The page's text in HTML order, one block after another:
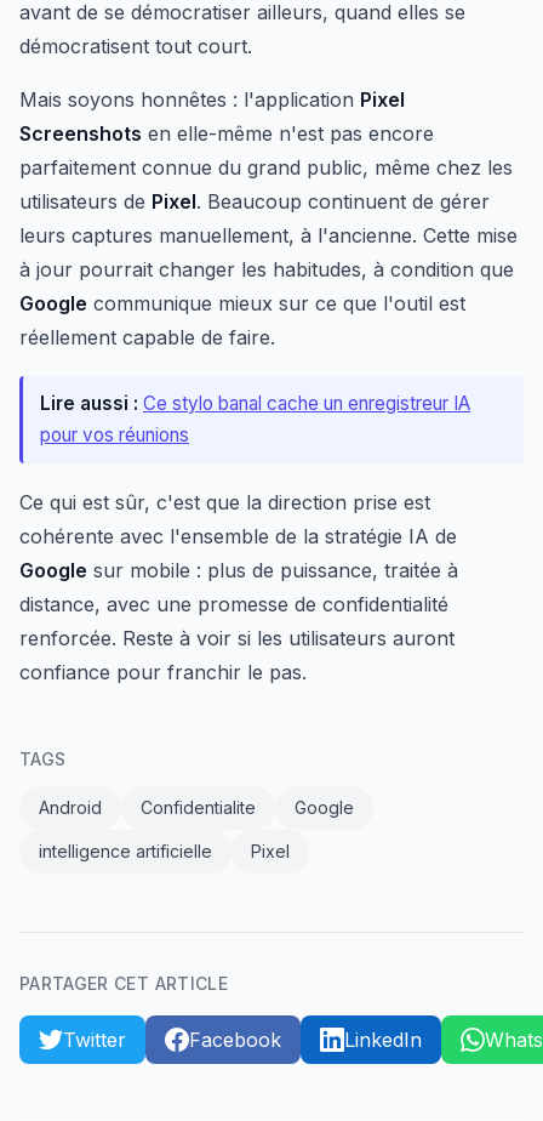
avant de se démocratiser ailleurs, quand elles se
démocratisent tout court.
Mais soyons honnêtes : l'application Pixel
Screenshots en elle-même n'est pas encore
parfaitement connue du grand public, même chez les
utilisateurs de Pixel. Beaucoup continuent de gérer
leurs captures manuellement, à l'ancienne. Cette mise
à jour pourrait changer les habitudes, à condition que
Google communique mieux sur ce que l'outil est
réellement capable de faire.
Lire aussi : Ce stylo banal cache un enregistreur IA
pour vos réunions
Ce qui est sûr, c'est que la direction prise est
cohérente avec l'ensemble de la stratégie IA de
Google sur mobile : plus de puissance, traitée à
distance, avec une promesse de confidentialité
renforcée. Reste à voir si les utilisateurs auront
confiance pour franchir le pas.
TAGS
Android Confidentialite Google
intelligence artificielle Pixel
PARTAGER CET ARTICLE
Twitter Facebook LinkedIn